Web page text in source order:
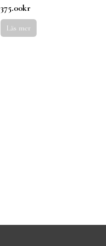
375.00kr
Läs mer